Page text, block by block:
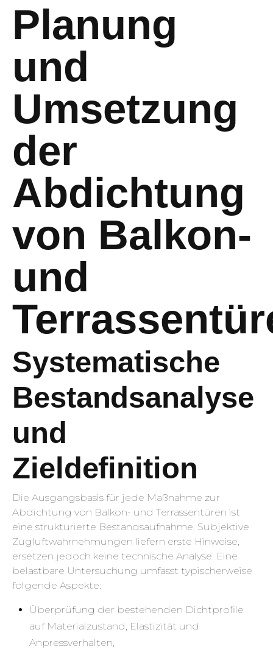
Planung
und
Umsetzung
der
Abdichtung
von Balkon-
und
Systematische
Bestandsanalyse
und
Zieldefinition
Die Ausgangsbasis für jede Maßnahme zur
Abdichtung von Balkon- und Terrassentüren ist
eine strukturierte Bestandsaufnahme. Subjektive
Zugluftwahrnehmungen liefern erste Hinweise,
ersetzen jedoch keine technische Analyse. Eine
belastbare Untersuchung umfasst typischerweise
folgende Aspekte:
Überprüfung der bestehenden Dichtprofile
auf Materialzustand, Elastizität und
Anpressverhalten,